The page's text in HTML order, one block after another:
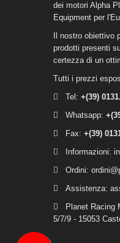
dei motori Alpha
Equipment per
Il nostro
prodotti presenti
certezza di un
Tutti i prezzi
Tel: +(39)
Whatsapp:
Fax: +(39)
Informazioni:
Ordini:
Assistenza:
Planet Racing
5/7/9 - 15053